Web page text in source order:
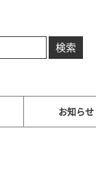
お知らせ